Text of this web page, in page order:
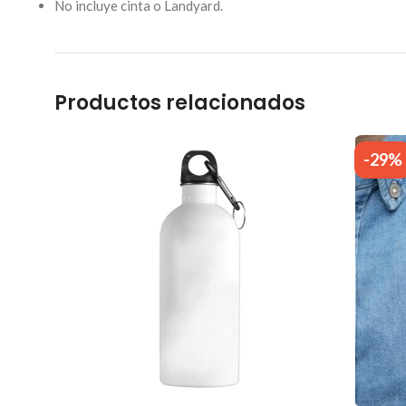
No incluye cinta o Landyard.
Productos relacionados
-29%